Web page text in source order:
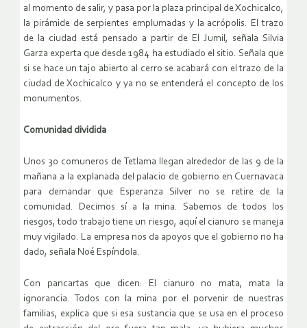
al momento de salir, y pasa por la plaza principal de Xochicalco,
la pirámide de serpientes emplumadas y la acrópolis. El trazo
de la ciudad está pensado a partir de El Jumil, señala Silvia
Garza experta que desde 1984 ha estudiado el sitio. Señala que
si se hace un tajo abierto al cerro se acabará con el trazo de la
ciudad de Xochicalco y ya no se entenderá el concepto de los
monumentos.
Comunidad dividida
Unos 30 comuneros de Tetlama llegan alrededor de las 9 de la
mañana a la explanada del palacio de gobierno en Cuernavaca
para demandar que Esperanza Silver no se retire de la
comunidad. Decimos sí a la mina. Sabemos de todos los
riesgos, todo trabajo tiene un riesgo, aquí el cianuro se maneja
muy vigilado. La empresa nos da apoyos que el gobierno no ha
dado, señala Noé Espíndola.
Con pancartas que dicen: El cianuro no mata, mata la
ignorancia. Todos con la mina por el porvenir de nuestras
familias, explica que si esa sustancia que se usa en el proceso